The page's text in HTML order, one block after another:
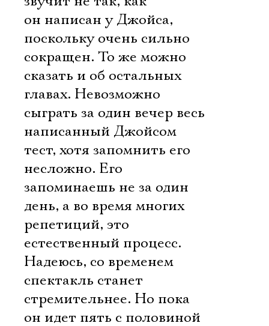
он написан у Джойса,
поскольку очень сильно
сокращен. То же можно
сказать и об остальных
главах. Невозможно
сыграть за один вечер весь
написанный Джойсом
тест, хотя запомнить его
несложно. Его
запоминаешь не за один
день, а во время многих
репетиций, это
естественный процесс.
Надеюсь, со временем
спектакль станет
стремительнее. Но пока
он идет пять с половиной